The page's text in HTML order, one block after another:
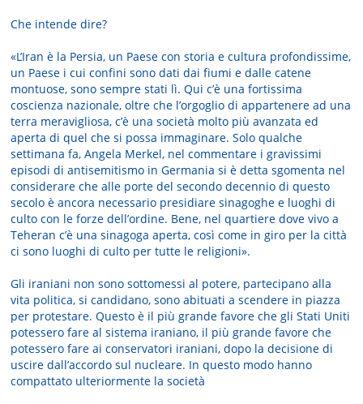
Che intende dire?
«L’Iran è la Persia, un Paese con storia e cultura profondissime,
un Paese i cui confini sono dati dai fiumi e dalle catene
montuose, sono sempre stati lì. Qui c’è una fortissima
coscienza nazionale, oltre che l’orgoglio di appartenere ad una
terra meravigliosa, c’è una società molto più avanzata ed
aperta di quel che si possa immaginare. Solo qualche
settimana fa, Angela Merkel, nel commentare i gravissimi
episodi di antisemitismo in Germania si è detta sgomenta nel
considerare che alle porte del secondo decennio di questo
secolo è ancora necessario presidiare sinagoghe e luoghi di
culto con le forze dell’ordine. Bene, nel quartiere dove vivo a
Teheran c’è una sinagoga aperta, così come in giro per la città
ci sono luoghi di culto per tutte le religioni».
Gli iraniani non sono sottomessi al potere, partecipano alla
vita politica, si candidano, sono abituati a scendere in piazza
per protestare. Questo è il più grande favore che gli Stati Uniti
potessero fare al sistema iraniano, il più grande favore che
potessero fare ai conservatori iraniani, dopo la decisione di
uscire dall’accordo sul nucleare. In questo modo hanno
compattato ulteriormente la società